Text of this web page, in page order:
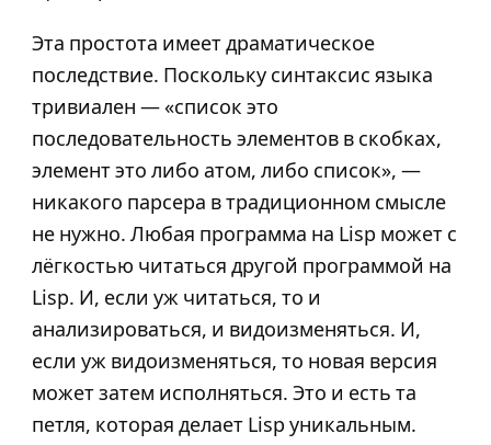
Эта простота имеет драматическое
последствие. Поскольку синтаксис языка
тривиален — «список это
последовательность элементов в скобках,
элемент это либо атом, либо список», —
никакого парсера в традиционном смысле
не нужно. Любая программа на Lisp может с
лёгкостью читаться другой программой на
Lisp. И, если уж читаться, то и
анализироваться, и видоизменяться. И,
если уж видоизменяться, то новая версия
может затем исполняться. Это и есть та
петля, которая делает Lisp уникальным.